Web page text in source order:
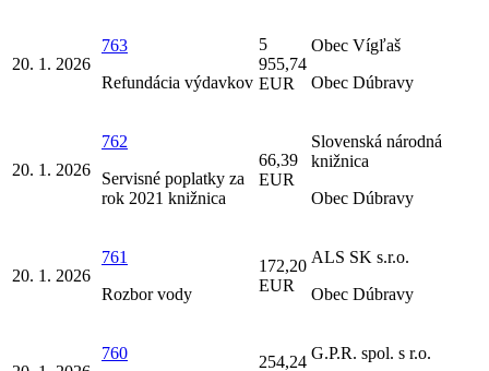
20. 1. 2026
763
Refundácia výdavkov
5
955,74
EUR
Obec Vígľaš
Obec Dúbravy
20. 1. 2026
762
Servisné poplatky za
rok 2021 knižnica
66,39
EUR
Slovenská národná
knižnica
Obec Dúbravy
20. 1. 2026
761
Rozbor vody
172,20
EUR
ALS SK s.r.o.
Obec Dúbravy
760
254,24 G.P.R. spol. s r.o.